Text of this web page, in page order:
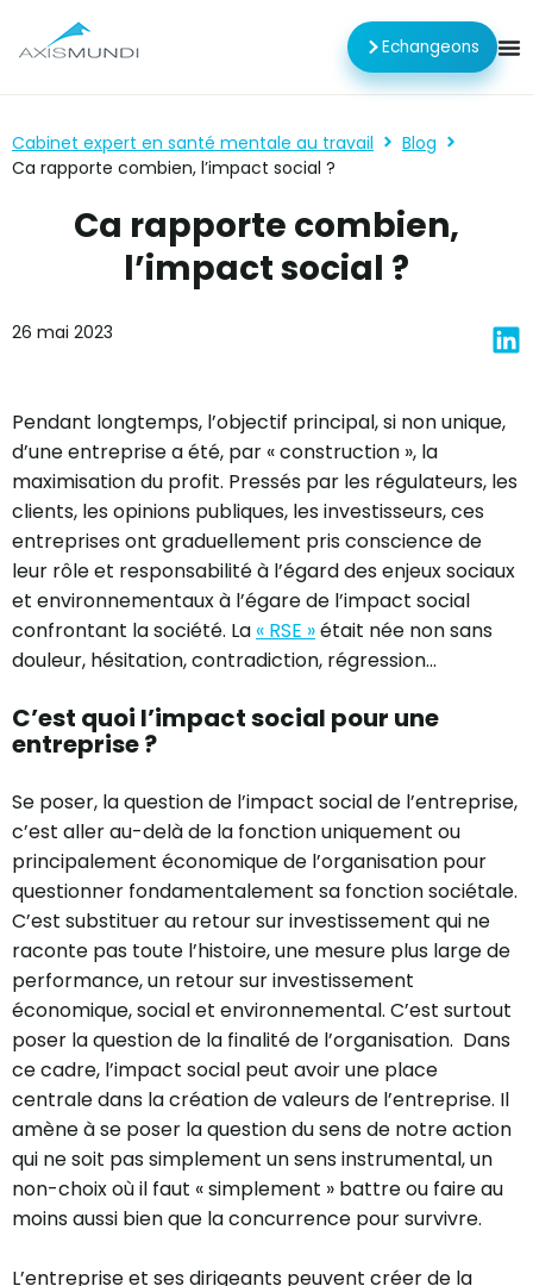
Echangeons
Cabinet expert en santé mentale au travail
Blog
Ca rapporte combien, l’impact social ?
Ca rapporte combien,
l’impact social ?
26 mai 2023
Pendant longtemps, l’objectif principal, si non unique,
d’une entreprise a été, par « construction », la
maximisation du profit. Pressés par les régulateurs, les
clients, les opinions publiques, les investisseurs, ces
entreprises ont graduellement pris conscience de
leur rôle et responsabilité à l’égard des enjeux sociaux
et environnementaux à l’égare de l’impact social
confrontant la société. La « RSE »était née non sans
douleur, hésitation, contradiction, régression…
C’est quoi l’impact social pour une
entreprise ?
Se poser, la question de l’impact social de l’entreprise,
c’est aller au-delà de la fonction uniquement ou
principalement économique de l’organisation pour
questionner fondamentalement sa fonction sociétale.
C’est substituer au retour sur investissement qui ne
raconte pas toute l’histoire, une mesure plus large de
performance, un retour sur investissement
économique, social et environnemental. C’est surtout
poser la question de la finalité de l’organisation. Dans
ce cadre, l’impact social peut avoir une place
centrale dans la création de valeurs de l’entreprise. Il
amène à se poser la question du sens de notre action
qui ne soit pas simplement un sens instrumental, un
non-choix où il faut « simplement » battre ou faire au
moins aussi bien que la concurrence pour survivre.
L’entreprise et ses dirigeants peuvent créer de la